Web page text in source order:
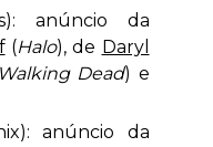
anúncio da
(Halo), de Daryl
Dead) e
anúncio da